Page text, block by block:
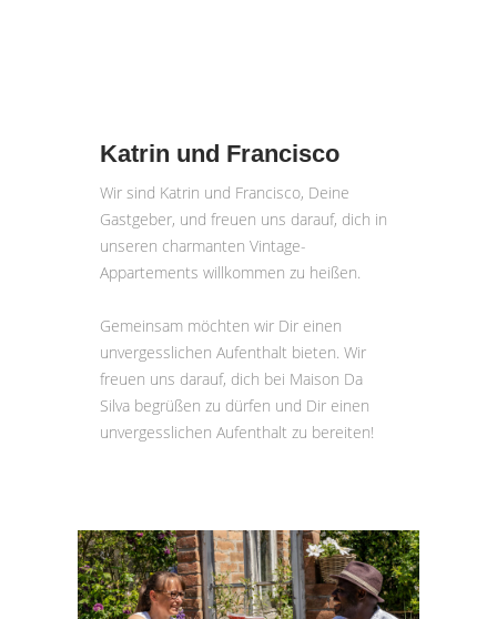
Katrin und Francisco
Wir sind Katrin und Francisco, Deine
Gastgeber, und freuen uns darauf, dich in
unseren charmanten Vintage-
Appartements willkommen zu heißen.
Gemeinsam möchten wir Dir einen
unvergesslichen Aufenthalt bieten. Wir
freuen uns darauf, dich bei Maison Da
Silva begrüßen zu dürfen und Dir einen
unvergesslichen Aufenthalt zu bereiten!